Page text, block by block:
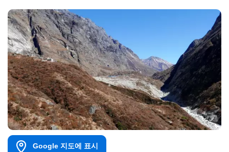
Google 지도에 표시